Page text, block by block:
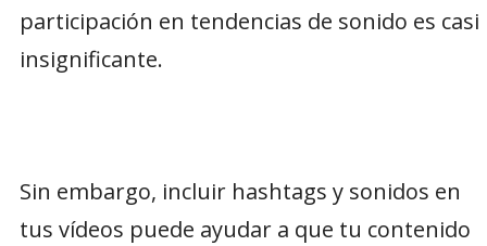
participación en tendencias de sonido es casi
insignificante.
Sin embargo, incluir hashtags y sonidos en
tus vídeos puede ayudar a que tu contenido